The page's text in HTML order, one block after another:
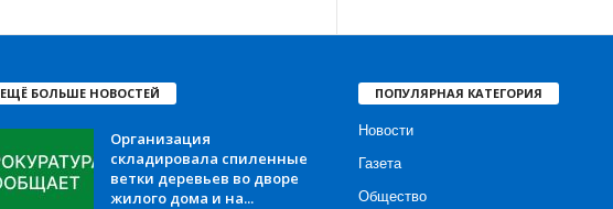
ЕЩЁ БОЛЬШЕ НОВОСТЕЙ
Организация
складировала спиленные
ветки деревьев во дворе
жилого дома и на...
ПОПУЛЯРНАЯ КАТЕГОРИЯ
Новости
Газета
Общество